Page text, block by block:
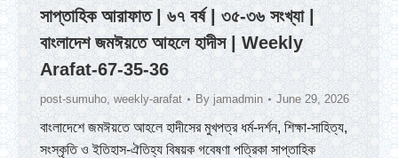
সাপ্তাহিক আরাফাত | ৬৭ বর্ষ | ৩৫-৩৬ সংখ্যা |
বাংলাদেশ জমঈয়তে আহলে হাদীস | Weekly
Arafat-67-35-36
post-sumuho, weekly-arafat Byjamadmin June 29, 2026
বাংলাদেশে জমঈয়তে আহলে হাদীসের মুখপত্র ধর্ম-দর্শন, শিক্ষা-সাহিত্য,
সংস্কৃতি ও ইতিহাস-ঐতিহ্য বিষয়ক গবেষণা পত্রিকা সাপ্তাহিক